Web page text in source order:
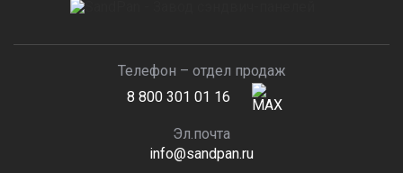
Телефон – отдел продаж
8 800 301 01 16
Эл.почта
info@sandpan.ru